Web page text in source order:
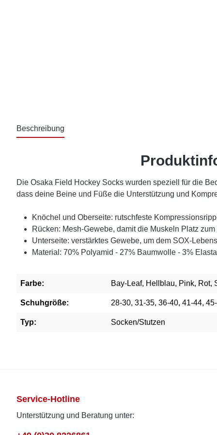
Beschreibung
Die Osaka Field Hockey Socks wurden speziell für die
dass deine Beine und Füße die Unterstützung und
Knöchel und Oberseite: rutschfeste
Rücken: Mesh-Gewebe, damit die Muskeln Platz
Unterseite: verstärktes Gewebe, um dem SOX-
Material: 70% Polyamid - 27% Baumwolle - 3%
Farbe: Bay-Leaf, Hellblau, Pink, Rot,
Schuhgröße: 28-30, 31-35, 36-40, 41-44,
Typ: Socken/Stutzen
Service-Hotline
Unterstützung und Beratung unter: